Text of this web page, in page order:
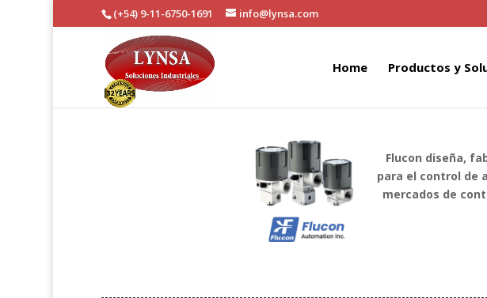
(+54) 9-11-6750-1691 info@lynsa.com
Home Productos y
Flucon diseña,
para el control de
mercados de